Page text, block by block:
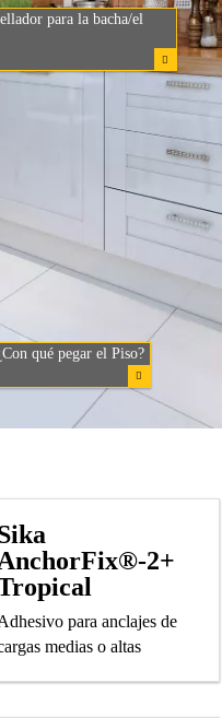
para la bacha/el
qué pegar el Piso?
2+
para anclajes de
medias o altas